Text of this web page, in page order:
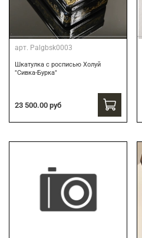
арт. Palgbsk0003
Шкатулка с росписью Холуй
"Сивка-Бурка"
23 500.00 руб